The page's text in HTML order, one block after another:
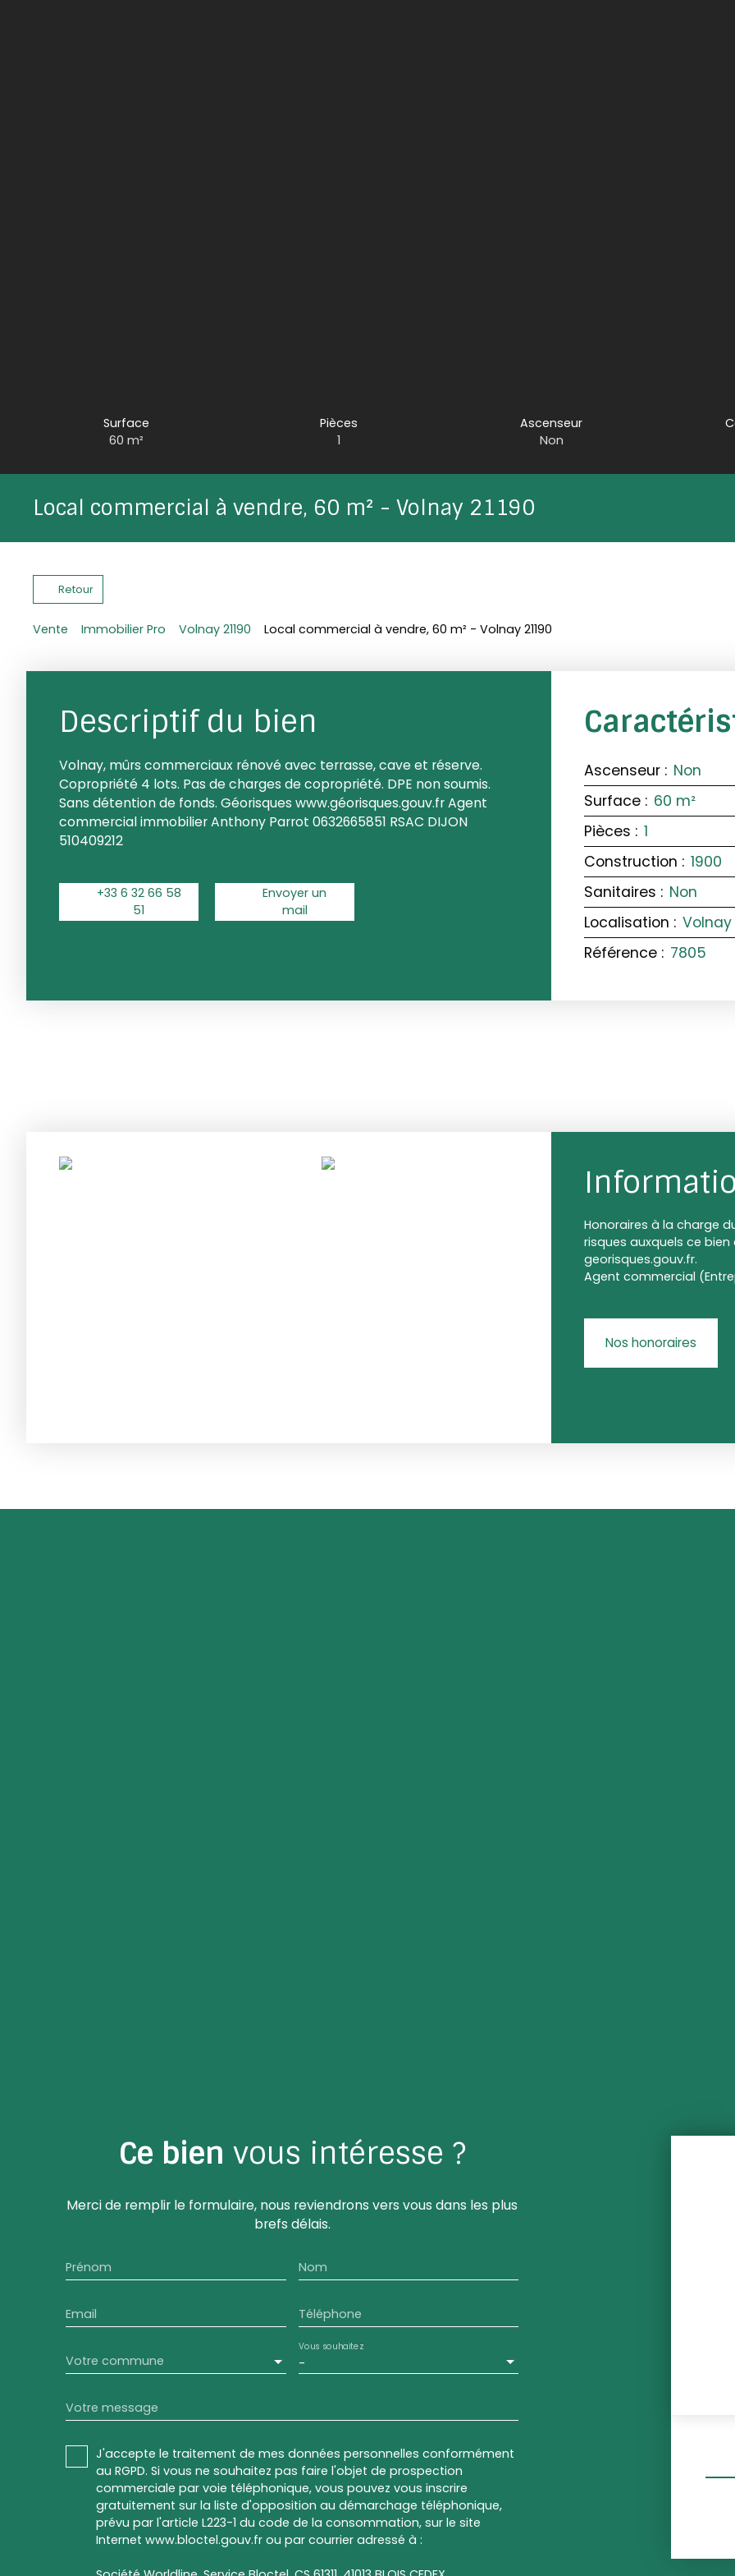
Surface
60 m²
Pièces
1
Ascenseur
Non
Local commercial à vendre, 60 m² - Volnay 21190
Retour
Vente Immobilier Pro Volnay 21190 Local commercial à vendre, 60 m² - Volnay 21190
Descriptif du bien
Volnay, mûrs commerciaux rénové avec terrasse, cave et réserve.
Copropriété 4 lots. Pas de charges de copropriété. DPE non soumis.
Sans détention de fonds. Géorisques www.géorisques.gouv.fr Agent
commercial immobilier Anthony Parrot 0632665851 RSAC DIJON
510409212
+33 6 32 66 58
51
Envoyer un
mail
Ascenseur : Non
Surface : 60 m²
Pièces : 1
Construction : 1900
Sanitaires : Non
Localisation : Volnay
Référence : 7805
Honoraires à la charge
risques auxquels ce
georisques.gouv.fr.
Agent commercial
Nos honoraires
Ce bien vous intéresse ?
Merci de remplir le formulaire, nous reviendrons vers vous dans les plus
brefs délais.
Prénom Nom
Email Téléphone
Votre commune -
Vous souhaitez
Votre message
J'accepte le traitement de mes données personnelles conformément
au RGPD. Si vous ne souhaitez pas faire l'objet de prospection
commerciale par voie téléphonique, vous pouvez vous inscrire
gratuitement sur la liste d'opposition au démarchage téléphonique,
prévu par l'article L223-1 du code de la consommation, sur le site
Internet www.bloctel.gouv.fr ou par courrier adressé à :